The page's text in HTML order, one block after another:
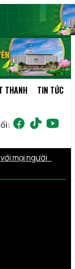
THANH TIN TỨC
mọi người